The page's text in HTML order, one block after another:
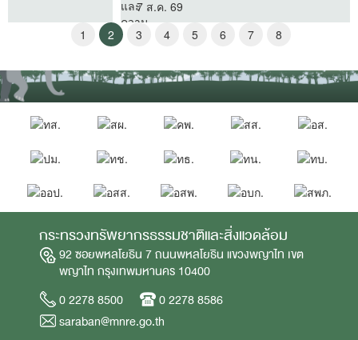
1
2 3 4 5 6 7 8
กระทรวงทรัพยากรธรรมชาติและสิ่งแวดล้อม
92 ซอยพหลโยธิน 7 ถนนพหลโยธิน แขวงพญาไท เขต
พญาไท กรุงเทพมหานคร 10400
0 2278 8500
0 2278 8586
saraban@mnre.go.th